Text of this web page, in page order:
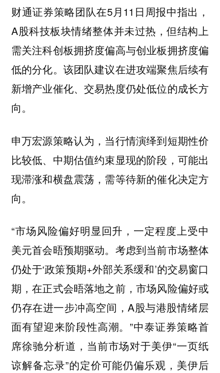
财通证券策略团队在5月11日周报中指出，
A股科技板块情绪整体并未过热，但结构上
需关注科创板拥挤度偏高与创业板拥挤度偏
低的分化。该团队建议在进攻端聚焦后续有
新增产业催化、交易热度仍处低位的成长方
向。
申万宏源策略认为，当行情演绎到短期性价
比较低、中期估值约束显现的阶段，可能出
现滞涨和横盘震荡，需等待新的催化决定方
向。
“市场风险偏好明显回升，一定程度上受中
美元首会晤预期驱动。考虑到当前市场整体
仍处于‘政策预期+外部关系缓和’的交易窗口
期，在正式会晤落地之前，市场风险偏好或
仍存在进一步冲高空间，A股与港股情绪层
面有望迎来阶段性高潮。”中泰证券策略首
席徐驰分析道，当前市场对于美伊“一页纸
谅解备忘录”的定价可能仍偏乐观，美伊后